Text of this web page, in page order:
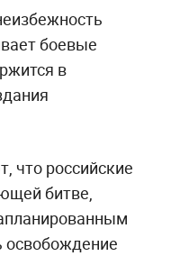
боевые
в
что российские
битве,